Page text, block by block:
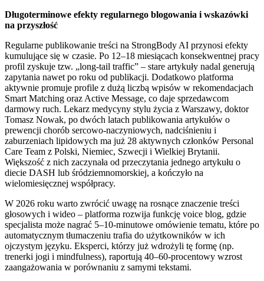
Długoterminowe efekty regularnego blogowania i wskazówki
na przyszłość
Regularne publikowanie treści na StrongBody AI przynosi efekty
kumulujące się w czasie. Po 12–18 miesiącach konsekwentnej pracy
profil zyskuje tzw. „long-tail traffic” – stare artykuły nadal generują
zapytania nawet po roku od publikacji. Dodatkowo platforma
aktywnie promuje profile z dużą liczbą wpisów w rekomendacjach
Smart Matching oraz Active Message, co daje sprzedawcom
darmowy ruch. Lekarz medycyny stylu życia z Warszawy, doktor
Tomasz Nowak, po dwóch latach publikowania artykułów o
prewencji chorób sercowo-naczyniowych, nadciśnieniu i
zaburzeniach lipidowych ma już 28 aktywnych członków Personal
Care Team z Polski, Niemiec, Szwecji i Wielkiej Brytanii.
Większość z nich zaczynała od przeczytania jednego artykułu o
diecie DASH lub śródziemnomorskiej, a kończyło na
wielomiesięcznej współpracy.
W 2026 roku warto zwrócić uwagę na rosnące znaczenie treści
głosowych i wideo – platforma rozwija funkcję voice blog, gdzie
specjalista może nagrać 5–10-minutowe omówienie tematu, które po
automatycznym tłumaczeniu trafia do użytkowników w ich
ojczystym języku. Eksperci, którzy już wdrożyli tę formę (np.
trenerki jogi i mindfulness), raportują 40–60-procentowy wzrost
zaangażowania w porównaniu z samymi tekstami.